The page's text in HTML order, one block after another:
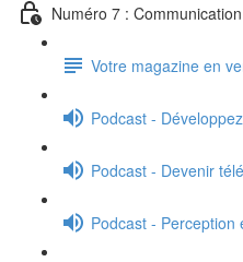
Numéro 7 :
Votre magazine en
Podcast -
Podcast - Devenir
Podcast -